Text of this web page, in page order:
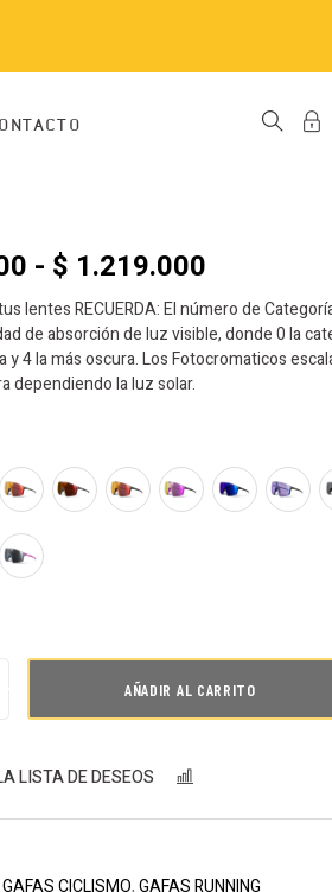
- $ 1.219.000
lentes RECUERDA: El número de
de absorción de luz visible, donde 0 la
y 4 la más oscura. Los Fotocromaticos
dependiendo la luz solar.
AÑADIR AL CARRITO
LISTA DE DESEOS
GAFAS CICLISMO,GAFAS RUNNING